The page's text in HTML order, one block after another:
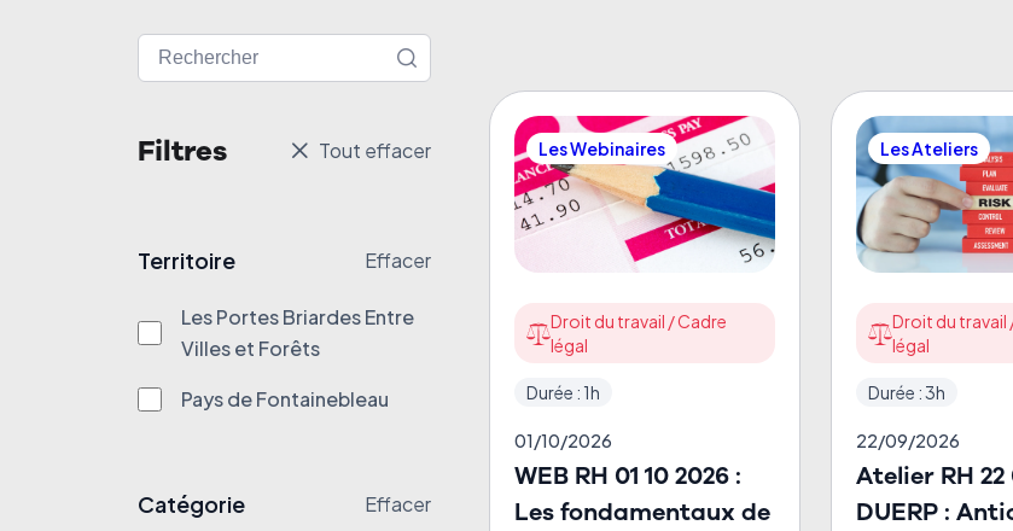
Filtres Tout effacer
Territoire Effacer
Les Portes Briardes Entre
Villes et Forêts
Pays de Fontainebleau
Catégorie Effacer
Les Webinaires
Droit du travail / Cadre
légal
Durée : 1h
01/10/2026
WEB RH 01 10 2026 :
Les fondamentaux de
Les Ateliers
Droit du travail
légal
Durée : 3h
22/09/2026
Atelier RH 22
DUERP :